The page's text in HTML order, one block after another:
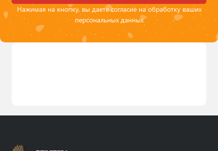
Нажимая на кнопку, вы даете согласие на обработку ваших
персональных данных